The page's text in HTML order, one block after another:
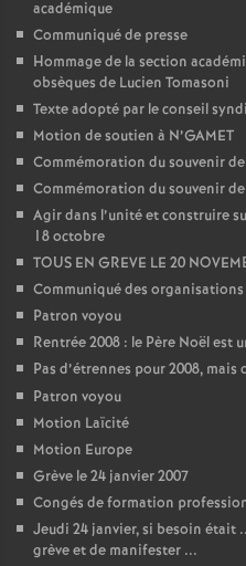
académique
Communiqué de presse
Hommage de la section
obsèques de Lucien Tomasoni
Texte adopté par le conseil
Motion de soutien à N’GAMET
Commémoration du souvenir
Commémoration du souvenir
Agir dans l’unité et construire
18 octobre
TOUS EN GREVE LE 20
Communiqué des
Patron voyou
Rentrée 2008 : le Père Noël est
Pas d’étrennes pour 2008, mais
Patron voyou
Motion Laïcité
Motion Europe
Grève le 24 janvier 2007
Congés de formation
Jeudi 24 janvier, si besoin était
grève et de manifester ...